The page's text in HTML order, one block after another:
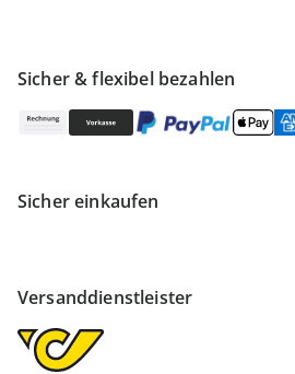
Sicher & flexibel bezahlen
Sicher einkaufen
Versanddienstleister